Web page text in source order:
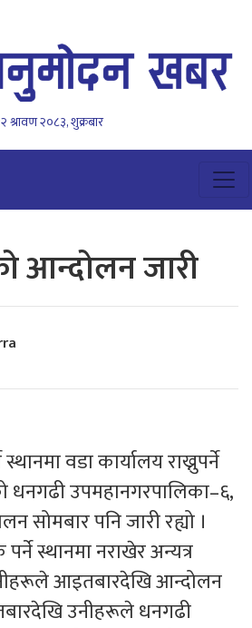
श्रावण २०८३, शुक्रबार
आन्दोलन जारी
वडा कार्यालय राख्नुपर्ने
उपमहानगरपालिका–६,
सोमबार पनि जारी रह्यो ।
स्थानमा नराखेर अन्यत्र
आइतबारदेखि आन्दोलन
उनीहरूले धनगढी